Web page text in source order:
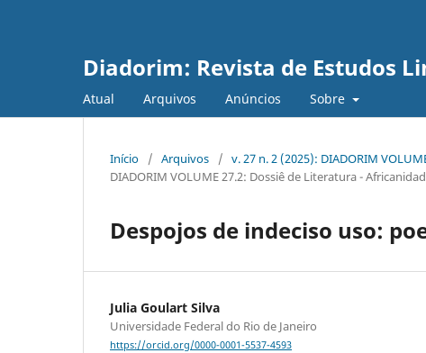
Diadorim: Revista de Estudos
Atual Arquivos Anúncios Sobre
Início / Arquivos / v. 27 n. 2 (2025): DIADORIM
DIADORIM VOLUME 27.2: Dossiê de Literatura -
Despojos de indeciso uso:
Julia Goulart Silva
Universidade Federal do Rio de Janeiro
https://orcid.org/0000-0001-5537-4593